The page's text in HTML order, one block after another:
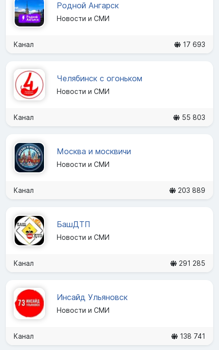
Родной Ангарск
Новости и СМИ
Канал 17 693
Челябинск с огоньком
Новости и СМИ
Канал 55 803
Москва и москвичи
Новости и СМИ
Канал 203 889
БашДТП
Новости и СМИ
Канал 291 285
Инсайд Ульяновск
Новости и СМИ
Канал 138 741